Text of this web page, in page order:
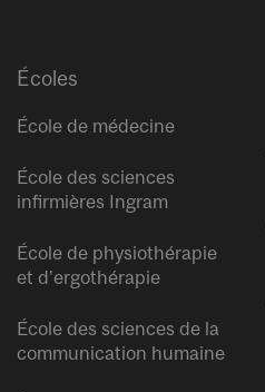
Écoles
École de médecine
École des sciences
infirmières Ingram
École de physiothérapie
et d’ergothérapie
École des sciences de la
communication humaine